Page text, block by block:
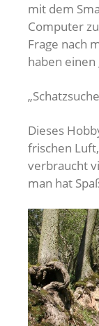
mit dem
Computer
Frage nach
haben einen
Dieses
frischen
verbraucht
man hat